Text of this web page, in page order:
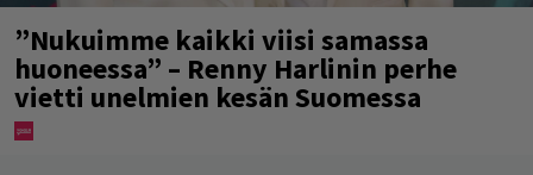
”Nukuimme kaikki viisi samassa
huoneessa” – Renny Harlinin perhe
vietti unelmien kesän Suomessa